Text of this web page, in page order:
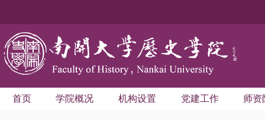
首页 学院概况 机构设置 党建工作 师资